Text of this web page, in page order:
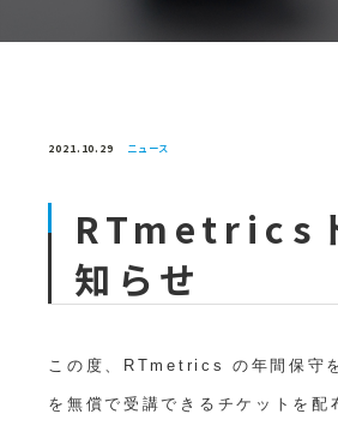
2021.10.29 ニュース
RTmetrics
知らせ
この度、RTmetrics の年間保守
を無償で受講できるチケットを配